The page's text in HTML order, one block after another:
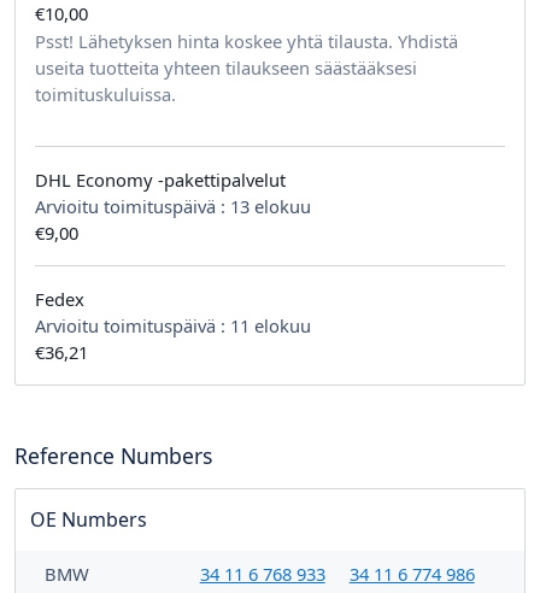
€10,00
Psst! Lähetyksen hinta koskee yhtä tilausta. Yhdistä
useita tuotteita yhteen tilaukseen säästääksesi
toimituskuluissa.
DHL Economy -pakettipalvelut
Arvioitu toimituspäivä : 13 elokuu
€9,00
Fedex
Arvioitu toimituspäivä : 11 elokuu
€36,21
Reference Numbers
OE Numbers
BMW 34 11 6 768 933
34 11 6 774 986